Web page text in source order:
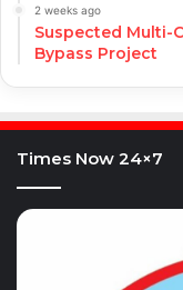
2 weeks ago
Suspected Multi-
Bypass Project
Times Now 24×7